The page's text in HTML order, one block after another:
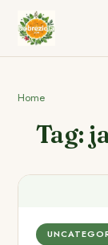
Home
Tag: